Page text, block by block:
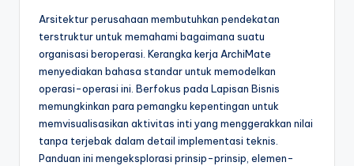
A
Arsitektur perusahaan membutuhkan pendekatan
terstruktur untuk memahami bagaimana suatu
organisasi beroperasi. Kerangka kerja ArchiMate
menyediakan bahasa standar untuk memodelkan
operasi-operasi ini. Berfokus pada Lapisan Bisnis
memungkinkan para pemangku kepentingan untuk
memvisualisasikan aktivitas inti yang menggerakkan nilai
tanpa terjebak dalam detail implementasi teknis.
Panduan ini mengeksplorasi prinsip-prinsip, elemen-